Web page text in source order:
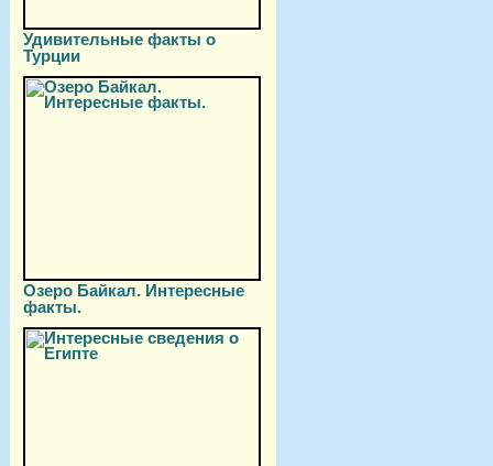
Удивительные факты о
Турции
Озеро Байкал. Интересные
факты.